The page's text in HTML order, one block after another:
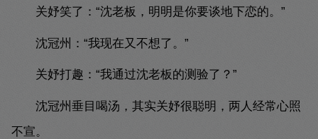
关妤笑了：“沈老板，明明是你要谈地下恋的。”
沈冠州：“我现在又不想了。”
关妤打趣：“我通过沈老板的测验了？”
沈冠州垂目喝汤，其实关妤很聪明，两人经常心照
不宣。